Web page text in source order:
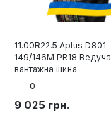
11.00R22.5 Aplus D801
149/146M PR18 Ведуча
вантажна шина
0
9 025 грн.